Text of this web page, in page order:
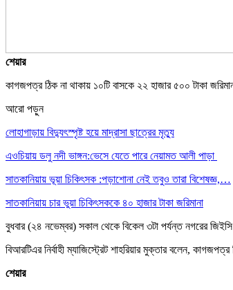
শেয়ার
কাগজপত্র ঠিক না থাকায় ১০টি বাসকে ২২ হাজার ৫০০ টাকা
আরো পড়ুন
লোহাগাড়ায় বিদ্যুৎস্পৃষ্ট হয়ে মাদ্রাসা ছাত্রের মৃত্যু
এওচিয়ায় ডলু নদী ভাঙ্গন:ভেসে যেতে পারে নেয়ামত আলী পাড়া
সাতকানিয়ায় ভূয়া চিকিৎসক :পড়াশোনা নেই তবুও তারা বিশেষজ্ঞ,…
সাতকানিয়ায় চার ভুয়া চিকিৎসককে ৪০ হাজার টাকা জরিমানা
বুধবার (২৪ নভেম্বর) সকাল থেকে বিকেল ৩টা পর্যন্ত নগরের
বিআরটিএর নির্বাহী ম্যাজিস্ট্রেট শাহরিয়ার মুক্তার বলেন,
শেয়ার